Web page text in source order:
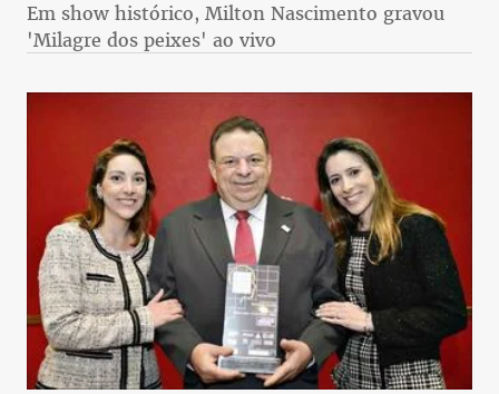
Em show histórico, Milton Nascimento gravou
'Milagre dos peixes' ao vivo